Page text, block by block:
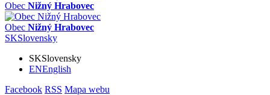
Obec Nižný Hrabovec
Obec Nižný Hrabovec
SKSlovensky
SKSlovensky
ENEnglish
Facebook RSS Mapa webu